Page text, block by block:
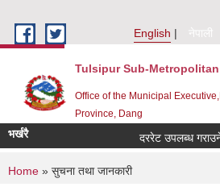
English
नेपाली
Tulsipur Sub-
Office of the Municipal
Province, Dang
भर्खरै दररेट उपलब्ध गराउने
You are here
Home » सुचना तथा जानकारी